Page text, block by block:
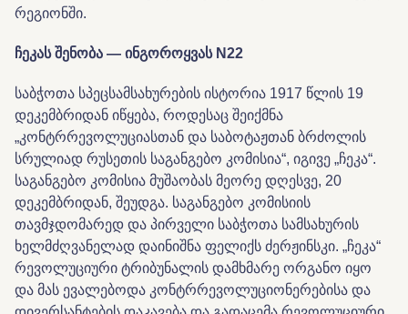
რეგიონში.
ჩეკას შენობა — ინგოროყვას N22
საბჭოთა სპეცსამსახურების ისტორია 1917 წლის 19
დეკემბრიდან იწყება, როდესაც შეიქმნა
„კონტრრევოლუციასთან და საბოტაჟთან ბრძოლის
სრულიად რუსეთის საგანგებო კომისია“, იგივე „ჩეკა“.
საგანგებო კომისია მუშაობას მეორე დღესვე, 20
დეკემბრიდან, შეუდგა. საგანგებო კომისიის
თავმჯდომარედ და პირველი საბჭოთა სამსახურის
ხელმძღვანელად დაინიშნა ფელიქს ძერჟინსკი. „ჩეკა“
რევოლუციური ტრიბუნალის დამხმარე ორგანო იყო
და მას ევალებოდა კონტრრევოლუციონერებისა და